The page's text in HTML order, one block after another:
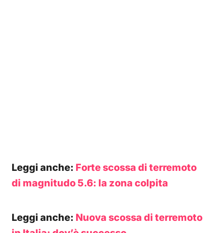
Leggi anche: Forte scossa di terremoto
di magnitudo 5.6: la zona colpita
Leggi anche: Nuova scossa di terremoto